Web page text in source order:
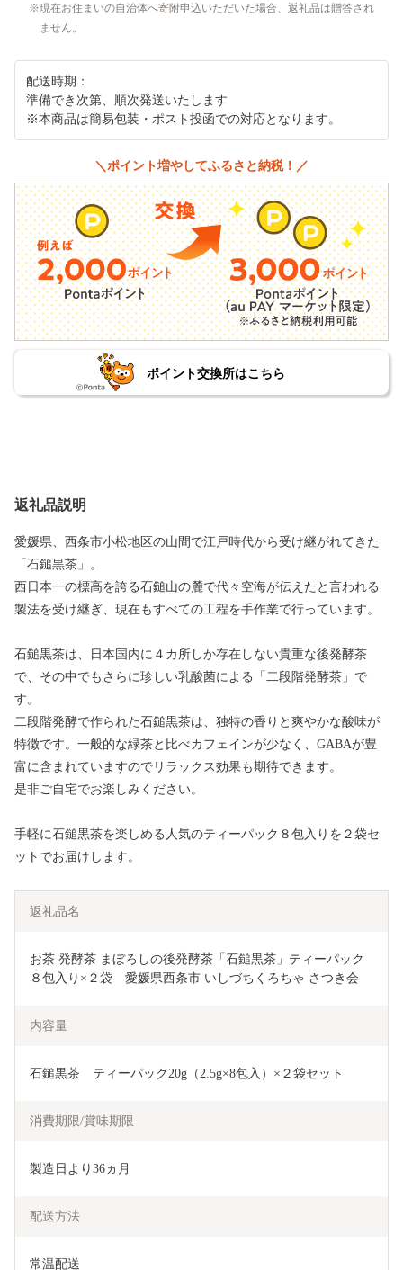
現在お住まいの自治体へ寄附申込いただいた場合、返礼品は贈答され
ません。
配送時期：
準備でき次第、順次発送いたします
※本商品は簡易包装・ポスト投函での対応となります。
＼ポイント増やしてふるさと納税！／
ポイント交換所はこちら
返礼品説明
愛媛県、西条市小松地区の山間で江戸時代から受け継がれてきた
「石鎚黒茶」。
西日本一の標高を誇る石鎚山の麓で代々空海が伝えたと言われる
製法を受け継ぎ、現在もすべての工程を手作業で行っています。
石鎚黒茶は、日本国内に４カ所しか存在しない貴重な後発酵茶
で、その中でもさらに珍しい乳酸菌による「二段階発酵茶」で
す。
二段階発酵で作られた石鎚黒茶は、独特の香りと爽やかな酸味が
特徴です。一般的な緑茶と比べカフェインが少なく、GABAが豊
富に含まれていますのでリラックス効果も期待できます。
是非ご自宅でお楽しみください。
手軽に石鎚黒茶を楽しめる人気のティーパック８包入りを２袋セ
ットでお届けします。
返礼品名
お茶 発酵茶 まぼろしの後発酵茶「石鎚黒茶」ティーパック
８包入り×２袋　愛媛県西条市 いしづちくろちゃ さつき会
内容量
消費期限/賞味期限
製造日より36ヵ月
配送方法
常温配送